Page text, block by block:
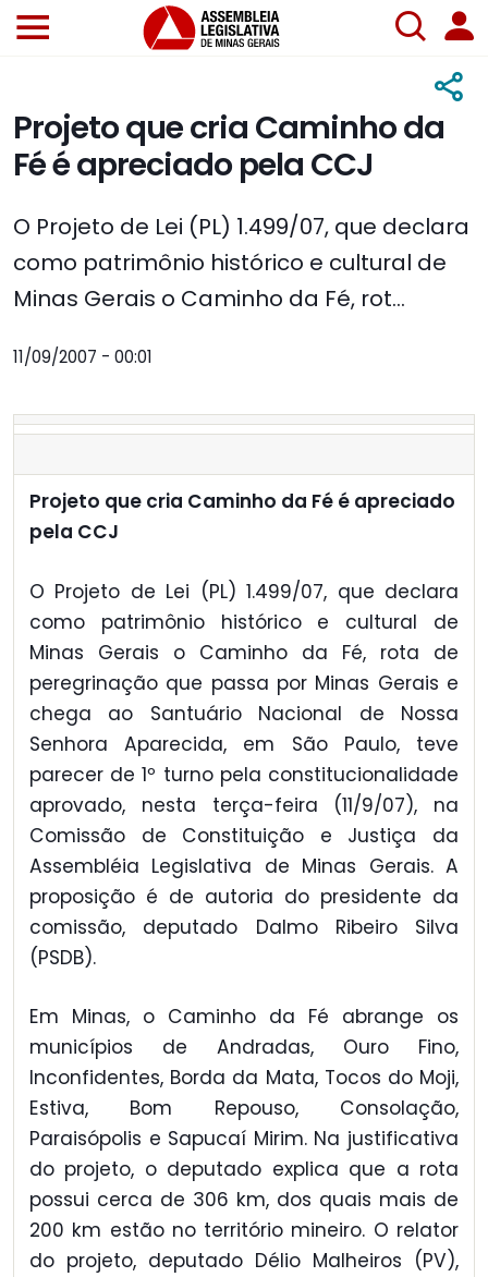
Projeto que cria Caminho da
Fé é apreciado pela CCJ
O Projeto de Lei (PL) 1.499/07, que declara
como patrimônio histórico e cultural de
Minas Gerais o Caminho da Fé, rot...
11/09/2007 - 00:01
Projeto que cria Caminho da Fé é apreciado
pela CCJ
O Projeto de Lei (PL) 1.499/07, que declara
como patrimônio histórico e cultural de
Minas Gerais o Caminho da Fé, rota de
peregrinação que passa por Minas Gerais e
chega ao Santuário Nacional de Nossa
Senhora Aparecida, em São Paulo, teve
parecer de 1º turno pela constitucionalidade
aprovado, nesta terça-feira (11/9/07), na
Comissão de Constituição e Justiça da
Assembléia Legislativa de Minas Gerais. A
proposição é de autoria do presidente da
comissão, deputado Dalmo Ribeiro Silva
(PSDB).
Em Minas, o Caminho da Fé abrange os
municípios de Andradas, Ouro Fino,
Inconfidentes, Borda da Mata, Tocos do Moji,
Estiva, Bom Repouso, Consolação,
Paraisópolis e Sapucaí Mirim. Na justificativa
do projeto, o deputado explica que a rota
possui cerca de 306 km, dos quais mais de
200 km estão no território mineiro. O relator
do projeto, deputado Délio Malheiros (PV),